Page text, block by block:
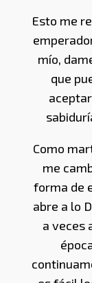
Esto me
mío,
que
Como
me
forma de
abre a lo
a veces